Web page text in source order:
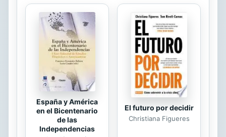
claro objetivo: apoderarse de Myer y
de sus seres allegados. Una novela
escalofriante en la mejor tradición
del escritor de Maine. Claudio
Hernández es un autor español
especializado en terror, thriller y
fantasía. Muy influenciado por
Stephen...
España y América
en el Bicentenario
de las
Independencias
El futuro por decidir
Christiana Figueres